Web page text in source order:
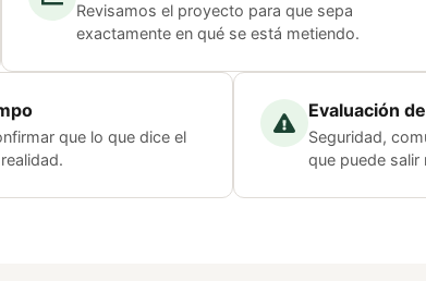
Revisamos el proyecto para que sepa
exactamente en qué se está metiendo.
que lo que dice el
Evaluación
Seguridad,
que puede salir